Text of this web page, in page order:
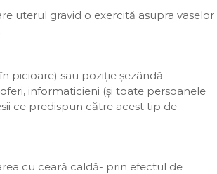
uterul gravid o exercită asupra vaselor
picioare) sau poziție șezândă
informaticieni (și toate persoanele
ce predispun către acest tip de
cu ceară caldă- prin efectul de